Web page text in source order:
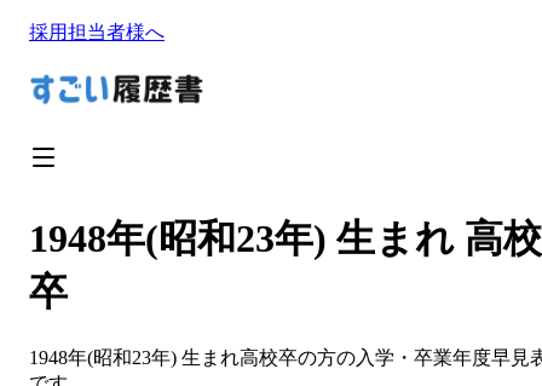
採用担当者様へ
1948年(昭和23年) 生まれ 高校
卒
1948年(昭和23年) 生まれ高校卒の方の入学・卒業年度早見